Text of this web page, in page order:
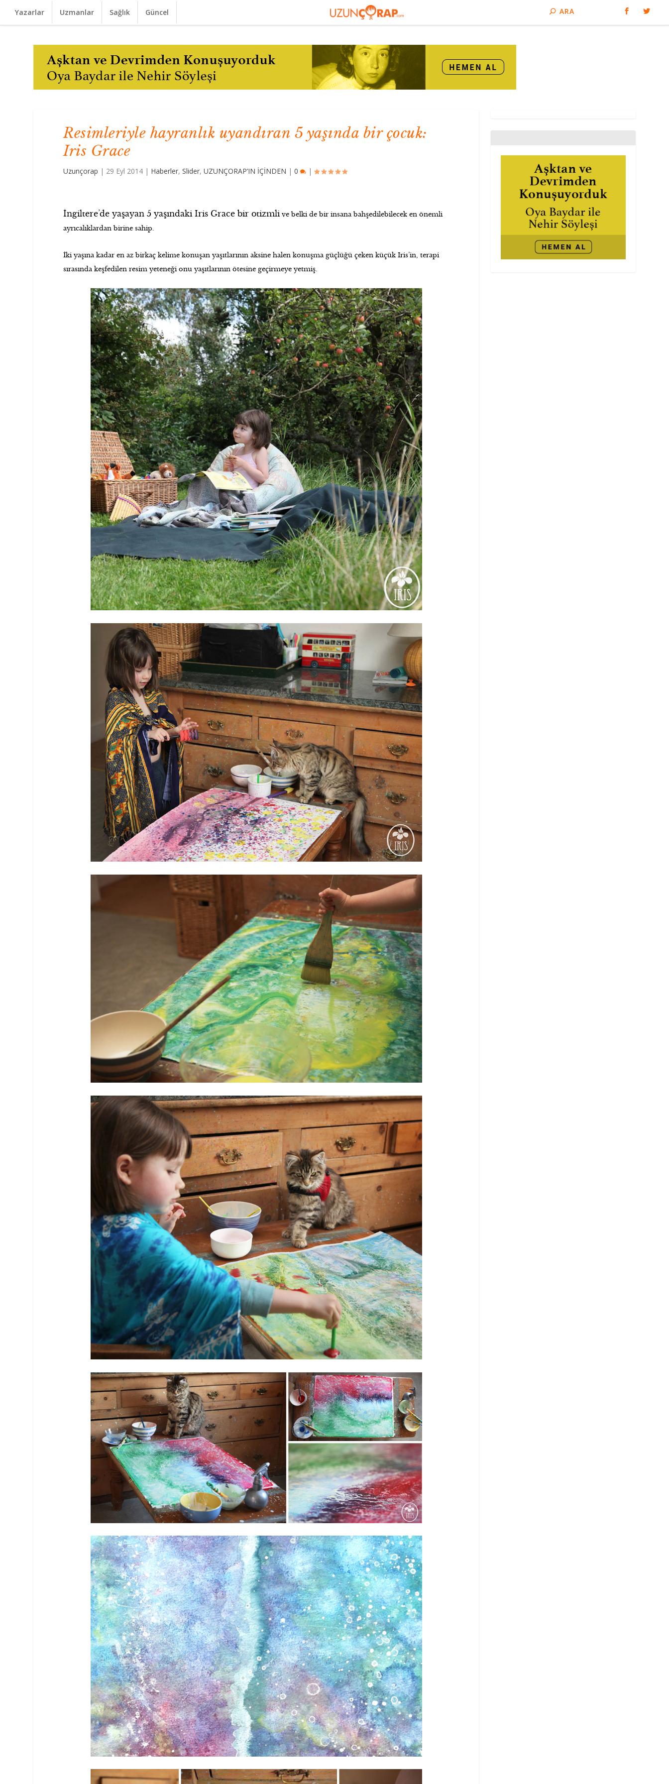
Yazarlar Uzmanlar Sağlık Güncel
Resimleriyle hayranlık uyandıran 5 yaşında bir çocuk:
Iris Grace
Uzunçorap | 29 Eyl 2014 | Haberler,Slider,UZUNÇORAP’IN İÇİNDEN |0 |
İngiltere’de yaşayan 5 yaşındaki Iris Grace bir otizmli ve belki de bir insana bahşedilebilecek en önemli
ayrıcalıklardan birine sahip.
İki yaşına kadar en az birkaç kelime konuşan yaşıtlarının aksine halen konuşma güçlüğü çeken küçük Iris’in,terapi
sırasında keşfedilen resim yeteneği onu yaşıtlarının ötesine geçirmeye yetmiş.